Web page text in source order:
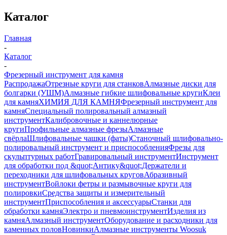
Каталог
Главная
-
Каталог
-
Фрезерный инструмент для камня
РаспродажаОтрезные круги для станковАлмазные диски для
болгарки (УШМ)Алмазные гибкие шлифовальные кругиКлеи
для камняХИМИЯ ДЛЯ КАМНЯФрезерный инструмент для
камняСпециальный полировальный алмазный
инструментКалибровочные и каннелюрные
кругиПрофильные алмазные фрезыАлмазные
свёрлаШлифовальные чашки (фаты)Станочный шлифовально-
полировальный инструмент и приспособленияФрезы для
скульптурных работГравировальный инструментИнструмент
для обработки под &quot;Антику&quot;Держатели и
переходники для шлифовальных круговАбразивный
инструментВойлоки фетры и размывочные круги для
полировкиСредства защиты и измерительный
инструментПриспособления и аксессуарыСтанки для
обработки камняЭлектро и пневмоинструментИзделия из
камняАлмазный инструментОборудование и расходники для
каменных половНовинкиАлмазные инструменты Woosuk